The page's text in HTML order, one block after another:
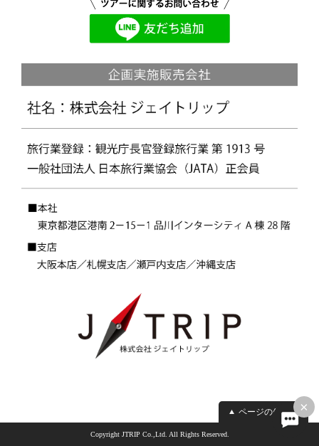
×
ページの先頭へ
Copyright JTRIP Co.,Ltd. All Rights Reserved.